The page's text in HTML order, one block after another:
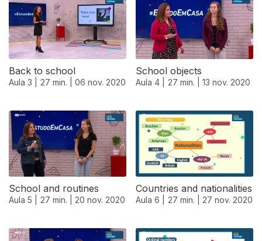
Back to school
Aula 3 | 27 min. | 06 nov. 2020
School objects
Aula 4 | 27 min. | 13 nov. 2020
School and routines
Aula 5 | 27 min. | 20 nov. 2020
Countries and nationalities
Aula 6 | 27 min. | 27 nov. 2020